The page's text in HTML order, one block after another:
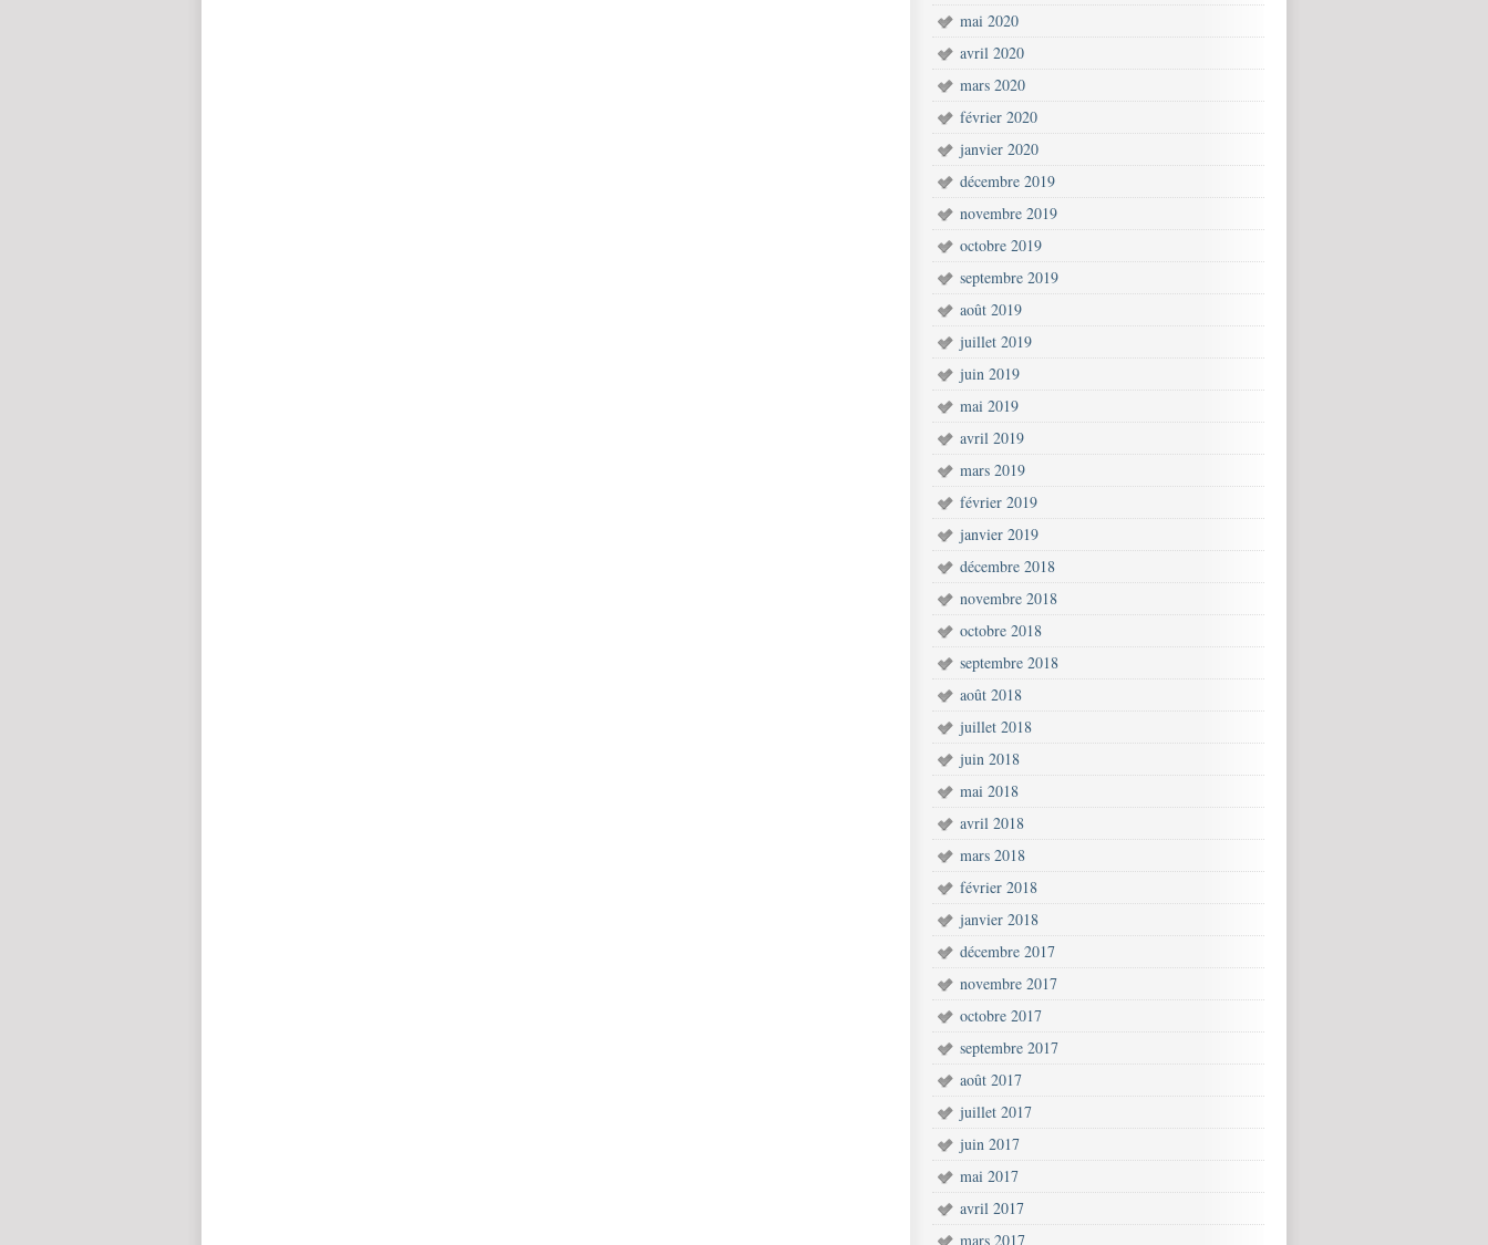
mai 2020
avril 2020
mars 2020
février 2020
janvier 2020
décembre 2019
novembre 2019
octobre 2019
septembre 2019
août 2019
juillet 2019
juin 2019
mai 2019
avril 2019
mars 2019
février 2019
janvier 2019
décembre 2018
novembre 2018
octobre 2018
septembre 2018
août 2018
juillet 2018
juin 2018
mai 2018
avril 2018
mars 2018
février 2018
janvier 2018
décembre 2017
novembre 2017
octobre 2017
septembre 2017
août 2017
juillet 2017
juin 2017
mai 2017
avril 2017
mars 2017